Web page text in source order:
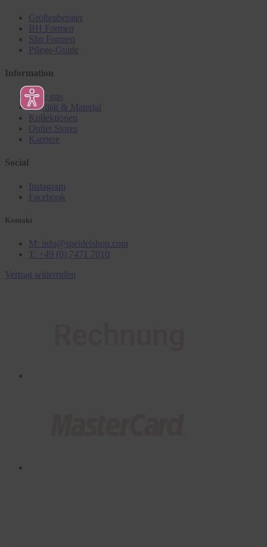
Größenberater
BH Formen
Slip Formen
Pflege-Guide
Information
Über uns
Qualität & Material
Kollektionen
Outlet Stores
Karriere
Social
Instagram
Facebook
Kontakt
M: info@speidelshop.com
T: +49 (0) 7471 7010
Vertrag widerrufen